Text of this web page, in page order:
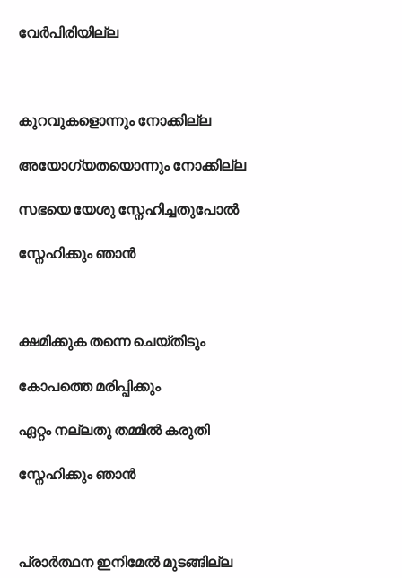
വേര്‍പിരിയില്ല
കുറവുകളൊന്നും നോക്കില്ല
അയോഗ‍്യതയൊന്നും നോക്കില്ല
സഭയെ യേശു സ്നേഹിച്ചതുപോല്‍
സ്നേഹിക്കും ഞാന്‍
ക്ഷമിക്കുക തന്നെ ചെയ്തിടും
കോപത്തെ മരിപ്പിക്കും
ഏറ്റം നല്ലതു തമ്മില്‍ കരുതി
സ്നേഹിക്കും ഞാന്‍
പ്രാര്‍ത്ഥന ഇനിമേല്‍ മുടങ്ങില്ല